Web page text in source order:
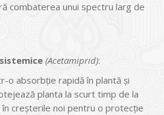
combaterea unui spectru larg de
sistemice (Acetamiprid):
o absorbție rapidă în plantă și
planta la scurt timp de la
creșterile noi pentru o protecție